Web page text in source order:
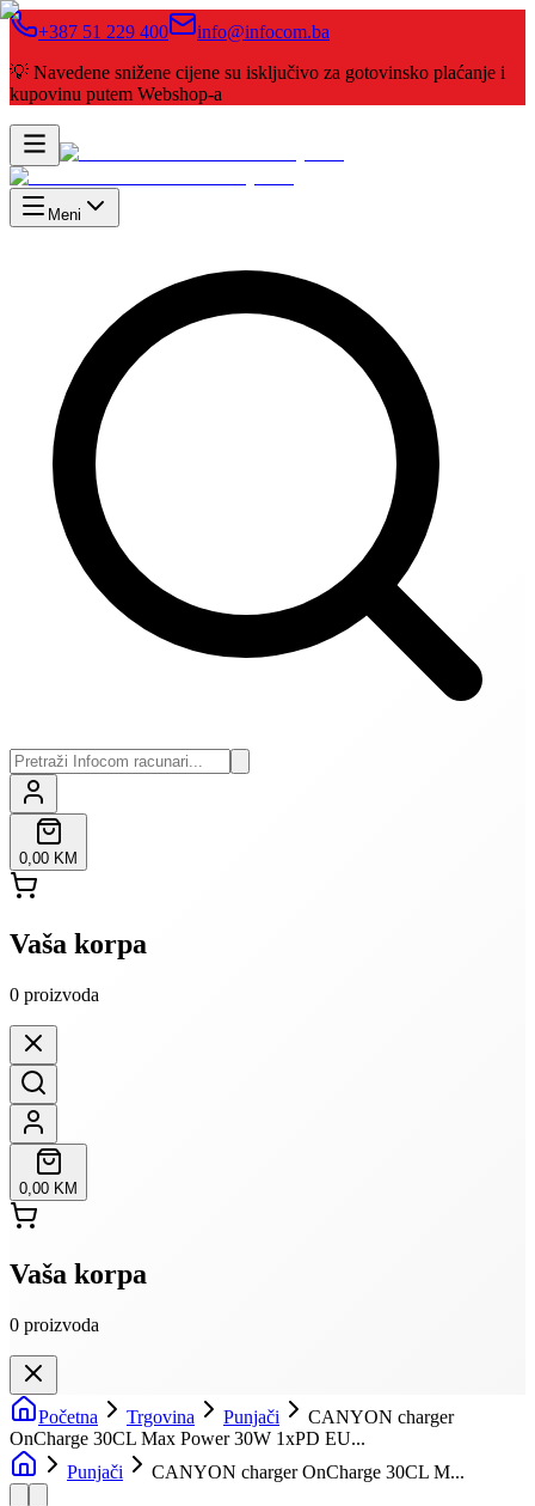
+387 51 229 400
info@infocom.ba
💡 Navedene snižene cijene su isključivo za gotovinsko plaćanje i
kupovinu putem Webshop-a
Meni
0,00 KM
Vaša korpa
0 proizvoda
0,00 KM
Vaša korpa
0 proizvoda
Početna Trgovina Punjači
CANYON charger
OnCharge 30CL Max Power 30W 1xPD EU...
Punjači
CANYON charger OnCharge 30CL M...